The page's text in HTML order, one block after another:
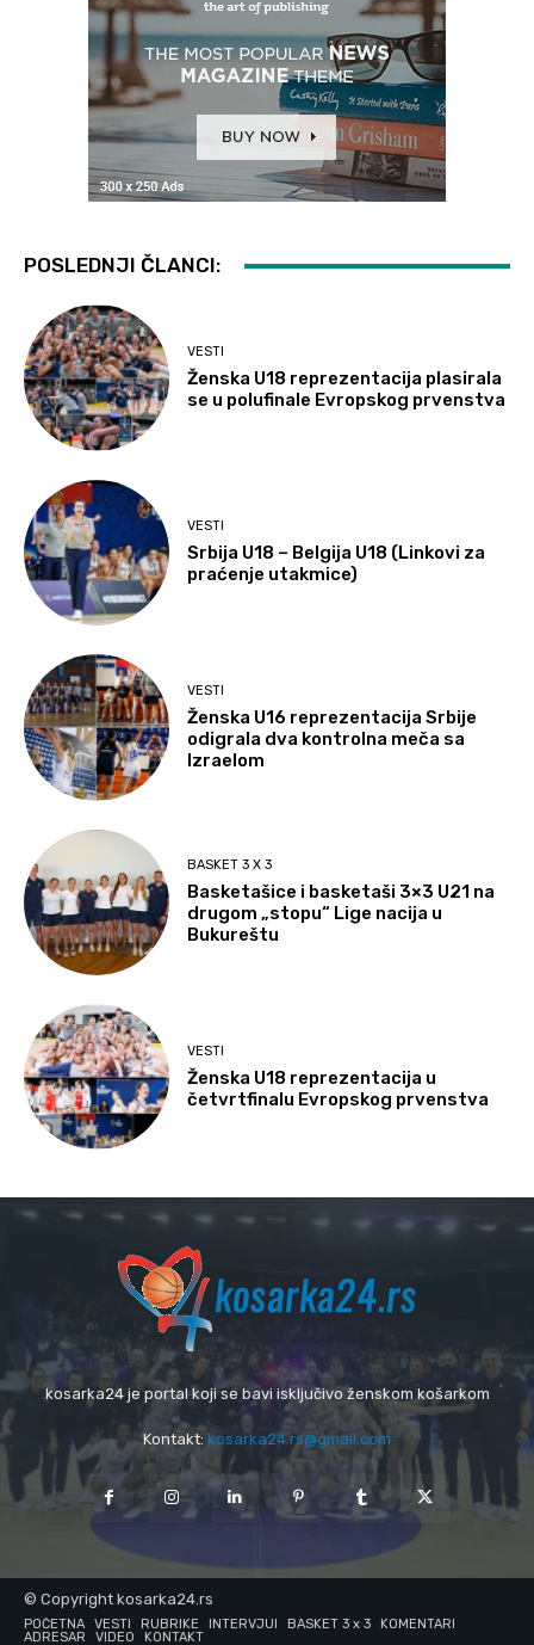
POSLEDNJI ČLANCI:
VESTI
Ženska U18 reprezentacija plasirala
se u polufinale Evropskog prvenstva
VESTI
Srbija U18 – Belgija U18 (Linkovi za
praćenje utakmice)
VESTI
Ženska U16 reprezentacija Srbije
odigrala dva kontrolna meča sa
Izraelom
BASKET 3 X 3
Basketašice i basketaši 3×3 U21 na
drugom „stopu“ Lige nacija u
Bukureštu
VESTI
Ženska U18 reprezentacija u
četvrtfinalu Evropskog prvenstva
kosarka24 je portal koji se bavi isključivo ženskom košarkom
Kontakt: kosarka24.rs@gmail.com
© Copyright kosarka24.rs
POČETNA VESTI RUBRIKE INTERVJUI BASKET 3 x 3
KOMENTARI
ADRESAR
VIDEO KONTAKT